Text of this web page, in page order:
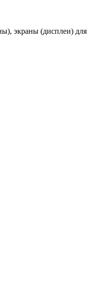
экраны (дисплеи) для